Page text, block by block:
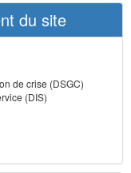
du site
de crise (DSGC)
(DIS)